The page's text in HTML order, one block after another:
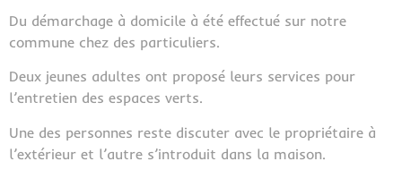
Du démarchage à domicile à été effectué sur notre
commune chez des particuliers.
Deux jeunes adultes ont proposé leurs services pour
l’entretien des espaces verts.
Une des personnes reste discuter avec le propriétaire à
l’extérieur et l’autre s’introduit dans la maison.